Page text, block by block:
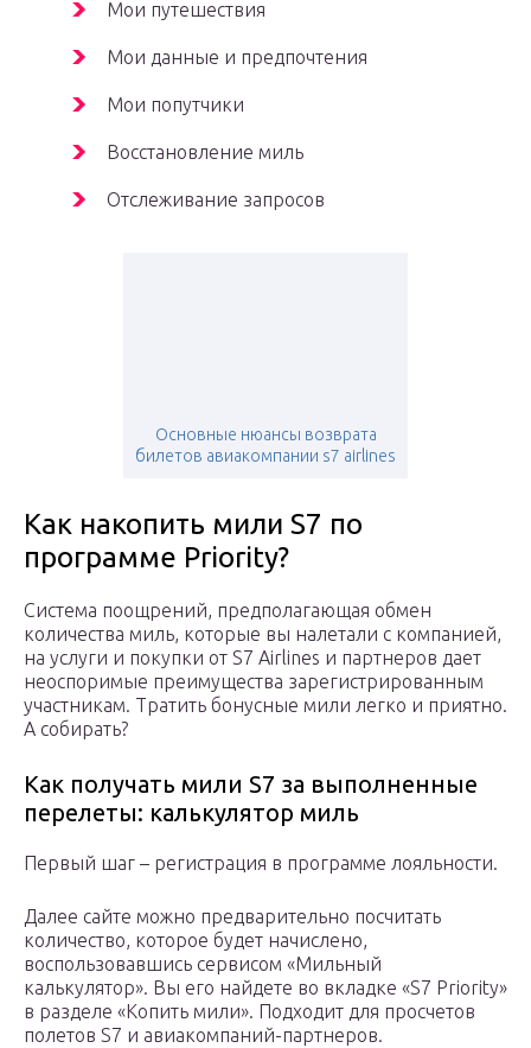
Мои путешествия
Мои данные и предпочтения
Мои попутчики
Восстановление миль
Отслеживание запросов
Основные нюансы возврата
билетов авиакомпании s7 airlines
Как накопить мили S7 по
программе Priority?
Система поощрений, предполагающая обмен
количества миль, которые вы налетали с компанией,
на услуги и покупки от S7 Airlines и партнеров дает
неоспоримые преимущества зарегистрированным
участникам. Тратить бонусные мили легко и приятно.
А собирать?
Как получать мили S7 за выполненные
перелеты: калькулятор миль
Первый шаг – регистрация в программе лояльности.
Далее сайте можно предварительно посчитать
количество, которое будет начислено,
воспользовавшись сервисом «Мильный
калькулятор». Вы его найдете во вкладке «S7 Priority»
в разделе «Копить мили». Подходит для просчетов
полетов S7 и авиакомпаний-партнеров.